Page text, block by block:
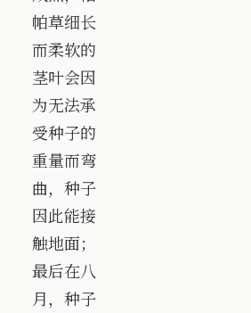
帕草细长
而柔软的
茎叶会因
为无法承
受种子的
重量而弯
曲，种子
因此能接
触地面；
最后在八
月，种子